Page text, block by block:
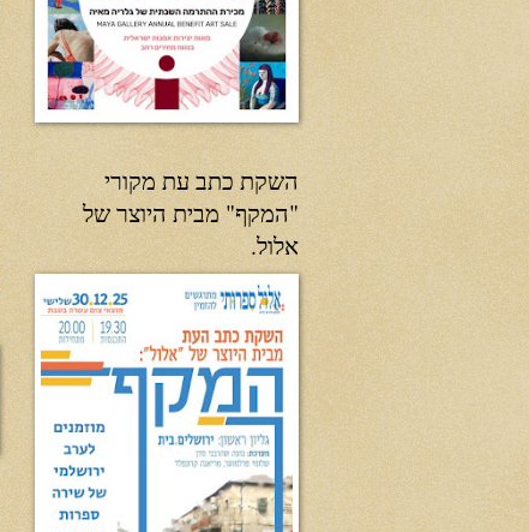
השקת כתב עת מקורי
"המקף" מבית היוצר של
אלול.